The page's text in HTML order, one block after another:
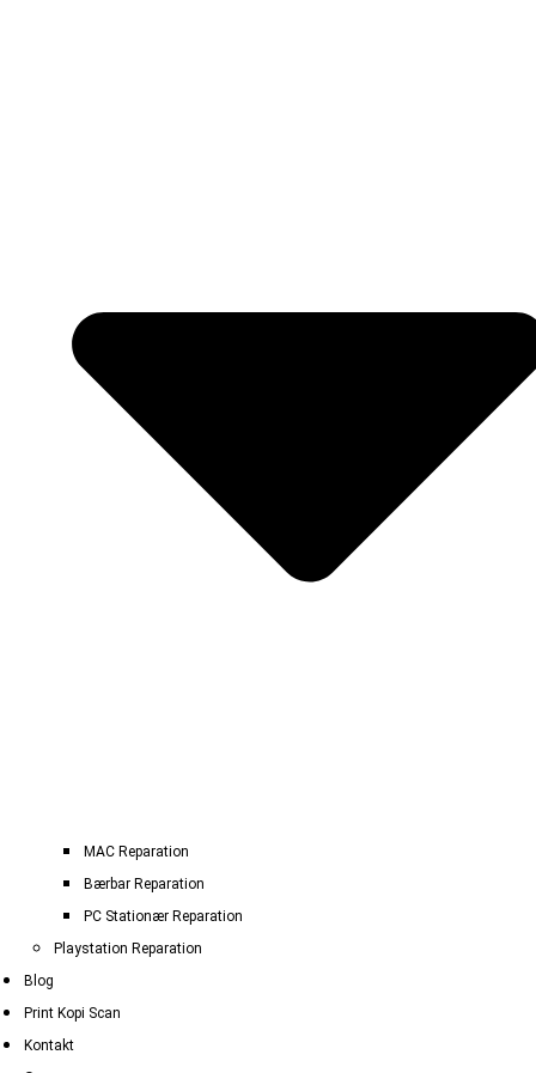
MAC Reparation
Bærbar Reparation
PC Stationær Reparation
Playstation Reparation
Blog
Print Kopi Scan
Kontakt